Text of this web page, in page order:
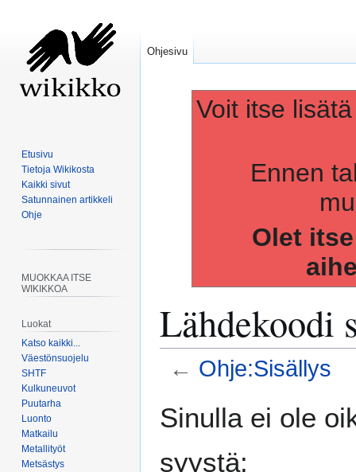
Voit itse
Ennen
Olet
Lähdekoodi
← Ohje:Sisällys
navigaatioon
hakuun
Sinulla ei ole
syystä:
Ohjesivu
Etusivu
Tietoja Wikikosta
Kaikki sivut
Satunnainen artikkeli
Ohje
MUOKKAA ITSE
WIKIKKOA
Luokat
Katso kaikki...
Väestönsuojelu
SHTF
Kulkuneuvot
Puutarha
Luonto
Matkailu
Metallityöt
Metsästys